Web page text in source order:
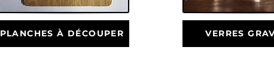
PLANCHES À DÉCOUPER VERRES